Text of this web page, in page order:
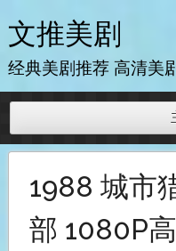
至
内
文推美剧
经典美剧推荐 高清美
1988 城市
部 1080P